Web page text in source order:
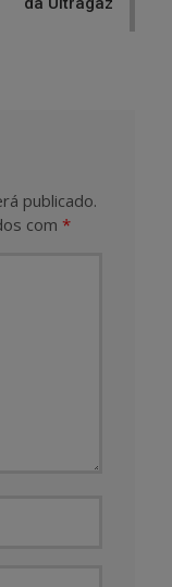
publicado.
com *